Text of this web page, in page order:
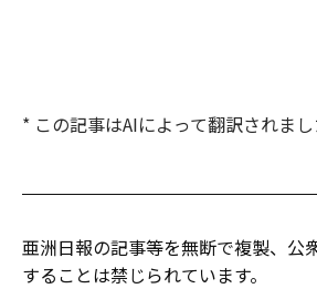
* この記事はAIによって翻訳されまし
亜洲日報の記事等を無断で複製、公
することは禁じられています。